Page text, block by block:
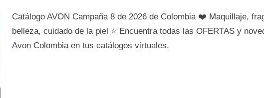
Catálogo AVON Campaña 8 de 2026 de Colombia ❤️ Maquillaje,
belleza, cuidado de la piel ⭐ Encuentra todas las OFERTAS y
Avon Colombia en tus catálogos virtuales.